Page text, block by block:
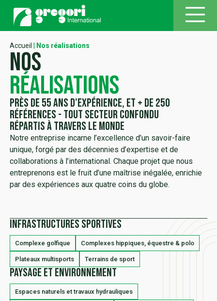
Accueil Nos réalisations
Nos
réalisations
Près de 55 ans d'expérience, et + de 250
références - tout secteur confondu
répartis à travers le monde
Notre entreprise incarne l’excellence d’un savoir-faire
unique, forgé par des décennies d’expertise et de
collaborations à l’international. Chaque projet que nous
entreprenons est le fruit d’une maîtrise inégalée, enrichie
par des expériences aux quatre coins du globe.
Infrastructures sportives
Complexe golfique Complexes hippiques, équestre & polo
Plateaux multisports Terrains de sport
Paysage et environnement
Espaces naturels et travaux hydrauliques